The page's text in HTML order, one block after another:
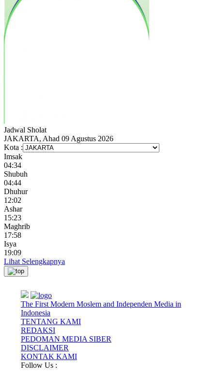
Jadwal Sholat
JAKARTA, Ahad 09 Agustus 2026
Kota :
Imsak
04:34
Shubuh
04:44
Dhuhur
12:02
Ashar
15:23
Maghrib
17:58
Isya
19:09
Lihat Selengkapnya
The First Modern Moslem and Independen Media in
Indonesia
TENTANG KAMI
REDAKSI
PEDOMAN MEDIA SIBER
DISCLAIMER
KONTAK KAMI
Follow Us :